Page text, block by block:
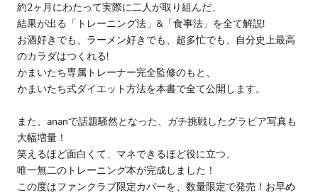
約2ヶ月にわたって実際に二人が取り組んだ、
結果が出る「トレーニング法」&「食事法」を全て解説!
お酒好きでも、ラーメン好きでも、超多忙でも、自分史上最高
のカラダはつくれる!
かまいたち専属トレーナー完全監修のもと、
かまいたち式ダイエット方法を本書で全て公開します。
また、ananで話題騒然となった、ガチ挑戦したグラビア写真も
大幅増量！
笑えるほど面白くて、マネできるほど役に立つ、
唯一無二のトレーニング本が完成しました！
この度はファンクラブ限定カバーを、数量限定で発売！お早め